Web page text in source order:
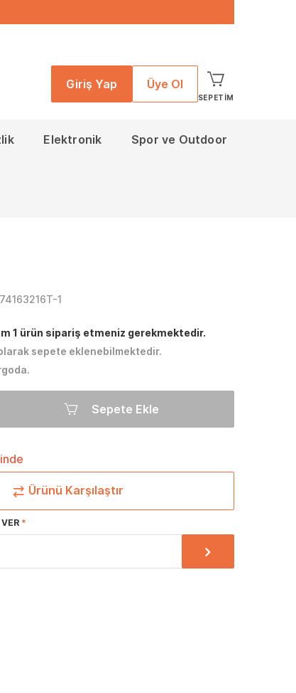
Giriş Yap Üye Ol
SEPETIM
Elektronik Spor ve Outdoor
1
1 ürün sipariş etmeniz gerekmektedir.
sepete eklenebilmektedir.
Sepete Ekle
Ürünü Karşılaştır